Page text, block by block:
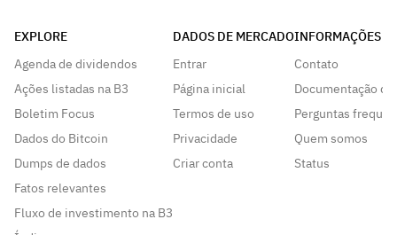
EXPLORE
Agenda de dividendos
Ações listadas na B3
Boletim Focus
Dados do Bitcoin
Dumps de dados
Fatos relevantes
Fluxo de investimento na B3
DADOS DE MERCADO
Entrar
Página inicial
Termos de uso
Privacidade
Criar conta
INFORMAÇÕES
Contato
Documentação da
Perguntas
Quem somos
Status